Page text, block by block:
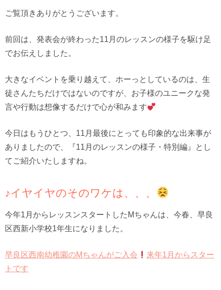
ご覧頂きありがとうございます。
前回は、発表会が終わった11月のレッスンの様子を駆け足
でお伝えしました。
大きなイベントを乗り越えて、ホーっとしているのは、生
徒さんたちだけではないのですが、お子様のユニークな発
言や行動は想像するだけで心が和みます
今日はもうひとつ、11月最後にとっても印象的な出来事が
ありましたので、『11月のレッスンの様子・特別編』とし
てご紹介いたしますね。
♪イヤイヤのそのワケは、、、
今年1月からレッスンスタートしたMちゃんは、今春、早良
区西新小学校1年生になりました。
早良区西南幼稚園のMちゃんがご入会
来年1月からスター
トです